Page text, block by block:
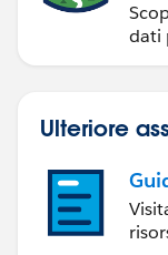
dati
Ulteriore